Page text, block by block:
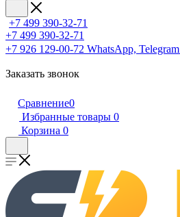
+7 499 390-32-71
+7 499 390-32-71
+7 926 129-00-72 WhatsApp, Telegram
Заказать звонок
Сравнение0
Избранные товары 0
Корзина 0